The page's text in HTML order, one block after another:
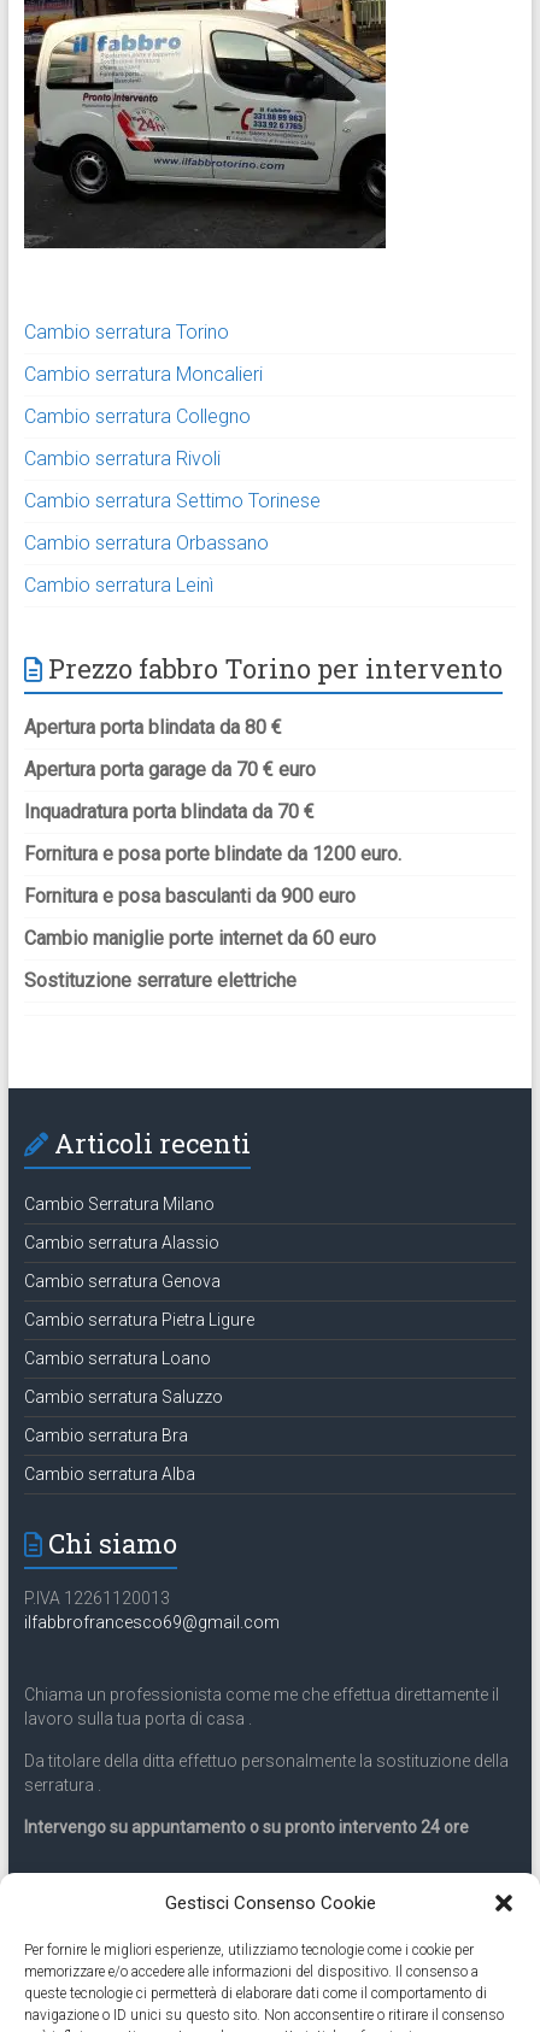
Gestisci Consenso Cookie
Per fornire le migliori esperienze, utilizziamo tecnologie come i cookie per
memorizzare e/o accedere alle informazioni del dispositivo. Il consenso a
queste tecnologie ci permetterà di elaborare dati come il comportamento di
navigazione o ID unici su questo sito. Non acconsentire o ritirare il consenso
Cambio serratura Torino
Cambio serratura Moncalieri
Cambio serratura Collegno
Cambio serratura Rivoli
Cambio serratura Settimo Torinese
Cambio serratura Orbassano
Cambio serratura Leinì
Prezzo fabbro Torino per intervento
Apertura porta blindata da 80 €
Apertura porta garage da 70 € euro
Inquadratura porta blindata da 70 €
Fornitura e posa porte blindate da 1200 euro.
Fornitura e posa basculanti da 900 euro
Cambio maniglie porte internet da 60 euro
Sostituzione serrature elettriche
Articoli recenti
Cambio Serratura Milano
Cambio serratura Alassio
Cambio serratura Genova
Cambio serratura Pietra Ligure
Cambio serratura Loano
Cambio serratura Saluzzo
Cambio serratura Bra
Cambio serratura Alba
Chi siamo
P.IVA 12261120013
ilfabbrofrancesco69@gmail.com
Chiama un professionista come me che effettua direttamente il
lavoro sulla tua porta di casa .
Da titolare della ditta effettuo personalmente la sostituzione della
serratura .
Intervengo su appuntamento o su pronto intervento 24 ore
Servizio 24 ore
Cell331.9899963
Eseguiamo anche lavori di apertura porte pronto intervento 24